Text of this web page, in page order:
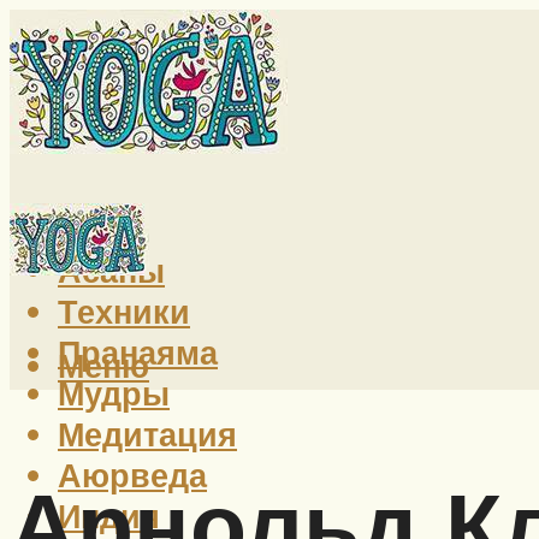
Йога
Асаны
Техники
Пранаяма
Мудры
Медитация
Аюрведа
Индия
Меню